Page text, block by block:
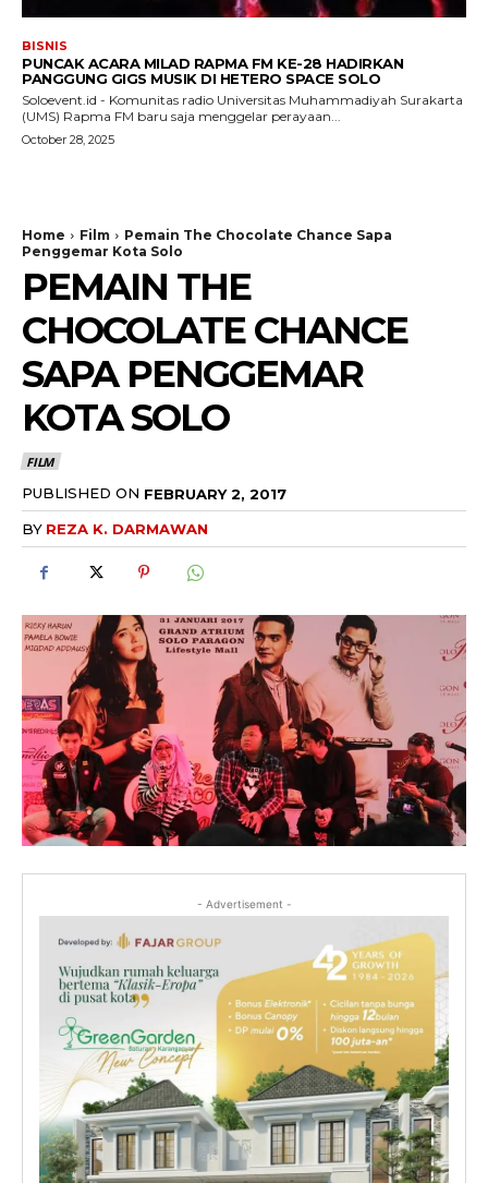
BISNIS
PUNCAK ACARA MILAD RAPMA FM KE-28 HADIRKAN
PANGGUNG GIGS MUSIK DI HETERO SPACE SOLO
Soloevent.id - Komunitas radio Universitas Muhammadiyah Surakarta
(UMS) Rapma FM baru saja menggelar perayaan...
October 28, 2025